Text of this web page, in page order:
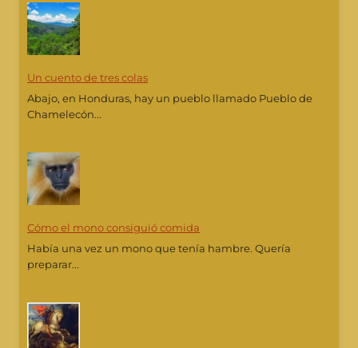
Un cuento de tres colas
Abajo, en Honduras, hay un pueblo llamado Pueblo de
Chamelecón...
Cómo el mono consiguió comida
Había una vez un mono que tenía hambre. Quería
preparar...